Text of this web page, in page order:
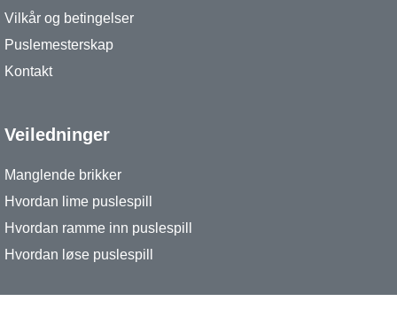
Vilkår og betingelser
Puslemesterskap
Kontakt
Veiledninger
Manglende brikker
Hvordan lime puslespill
Hvordan ramme inn puslespill
Hvordan løse puslespill